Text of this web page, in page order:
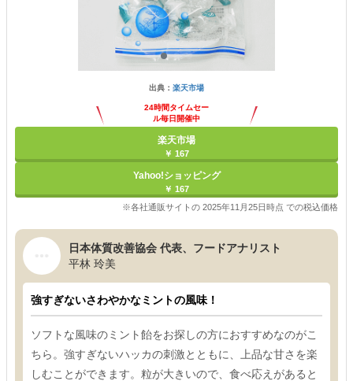
出典： 楽天市場
24時間タイムセー
ル毎日開催中
楽天市場
￥ 167
Yahoo!ショッピング
￥ 167
※各社通販サイトの 2025年11月25日時点 での税込価格
日本体質改善協会 代表、フードアナリスト
平林 玲美
強すぎないさわやかなミントの風味！
ソフトな風味のミント飴をお探しの方におすすめなのがこ
ちら。強すぎないハッカの刺激とともに、上品な甘さを楽
しむことができます。粒が大きいので、食べ応えがあると